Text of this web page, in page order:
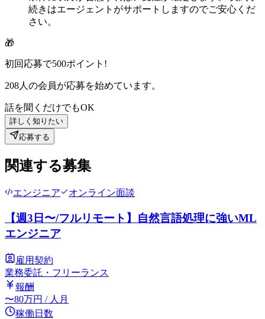
続きはエージェントがサポートしますのでご安心くだ
さい。
🎁
初回応募で500ポイント!
208人の会員が応募を始めています。
話を聞くだけでもOK
詳しく知りたい
応募する
関連する募集
エンジニア オンライン面談
【週3日〜/フルリモート】自然言語処理に強いML
エンジニア
雇用契約
業務委託・フリーランス
報酬
〜80万円 / 人月
稼働日数